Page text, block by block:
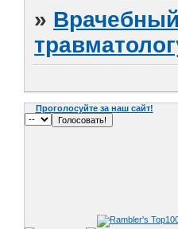
»
Проголосуйте за наш сайт!